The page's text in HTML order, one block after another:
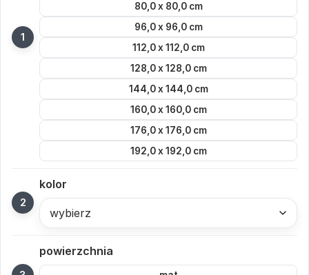
80,0 x 80,0 cm
96,0 x 96,0 cm
112,0 x 112,0 cm
128,0 x 128,0 cm
144,0 x 144,0 cm
160,0 x 160,0 cm
176,0 x 176,0 cm
192,0 x 192,0 cm
kolor
wybierz
powierzchnia